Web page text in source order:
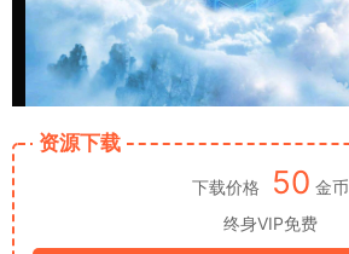
资源下载
下载价格 50 金币
终身VIP免费